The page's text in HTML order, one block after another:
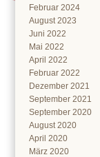
Februar 2024
August 2023
Juni 2022
Mai 2022
April 2022
Februar 2022
Dezember 2021
September 2021
September 2020
August 2020
April 2020
März 2020